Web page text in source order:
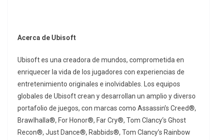
Acerca de Ubisoft
Ubisoft es una creadora de mundos, comprometida en
enriquecer la vida de los jugadores con experiencias de
entretenimiento originales e inolvidables. Los equipos
globales de Ubisoft crean y desarrollan un amplio y diverso
portafolio de juegos, con marcas como Assassin’s Creed®,
Brawlhalla®, For Honor®, Far Cry®, Tom Clancy’s Ghost
Recon®, Just Dance®, Rabbids®, Tom Clancy’s Rainbow